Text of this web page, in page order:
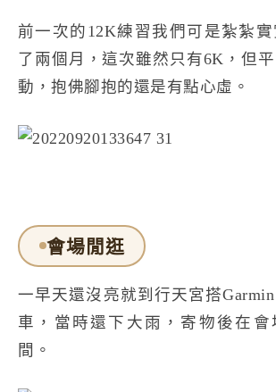
前一次的12K練習我們可是紮紮
了兩個月，這次雖然只有6K，但
動，抱佛腳抱的還是有點心虛。
會場閒逛
一早天還沒亮就到行天宮搭
車，當時還下大雨，寄物後在會
間。